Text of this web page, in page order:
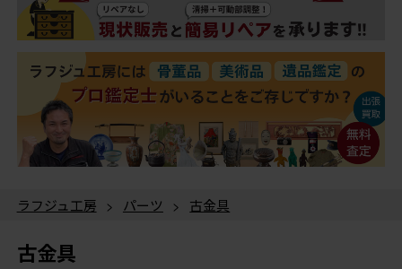
ラフジュ工房 > パーツ > 古金具
古金具